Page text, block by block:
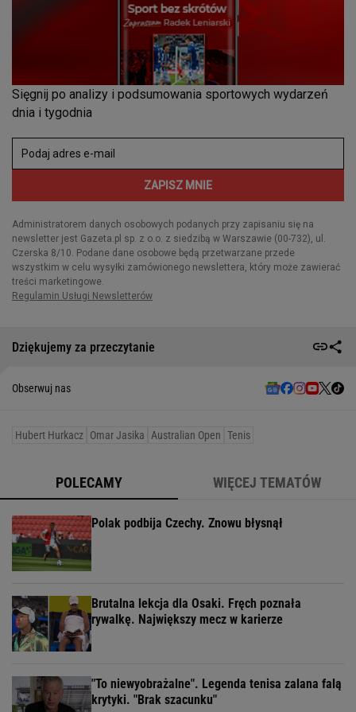
Dziękujemy za przeczytanie
Obserwuj nas
Hubert Hurkacz Omar Jasika Australian Open Tenis
POLECAMY WIĘCEJ TEMATÓW
Polak podbija Czechy. Znowu błysnął
Brutalna lekcja dla Osaki. Fręch poznała
rywalkę. Największy mecz w karierze
"To niewyobrażalne". Legenda tenisa zalana falą
krytyki. "Brak szacunku"